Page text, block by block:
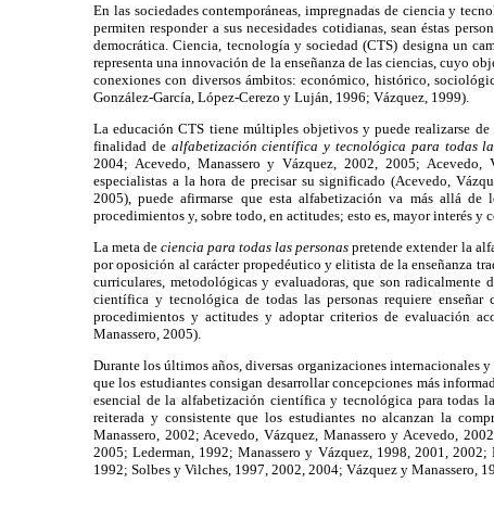
En las sociedades contemporáneas, impregnadas de ciencia y
permiten responder a sus necesidades cotidianas, sean éstas
democrática. Ciencia, tecnología y sociedad (CTS) designa un
representa una innovación de la enseñanza de las ciencias, cuyo
conexiones con diversos ámbitos: económico, histórico,
González-García, López-Cerezo y Luján, 1996; Vázquez, 1999).
La educación CTS tiene múltiples objetivos y puede realizarse
finalidad de alfabetización científica y tecnológica para todas
2004; Acevedo, Manassero y Vázquez, 2002, 2005;
especialistas a la hora de precisar su significado (Acevedo,
2005), puede afirmarse que esta alfabetización va más allá
procedimientos y, sobre todo, en actitudes; esto es, mayor interés
La meta deciencia para todas las personas pretende extender la
por oposición al carácter propedéutico y elitista de la enseñanza
curriculares, metodológicas y evaluadoras, que son
científica y tecnológica de todas las personas requiere
procedimientos y actitudes y adoptar criterios de evaluación
Manassero, 2005).
Durante los últimos años, diversas organizaciones internacionales
que los estudiantes consigan desarrollar concepciones más
esencial de la alfabetización científica y tecnológica para todas
reiterada y consistente que los estudiantes no alcanzan la
Manassero, 2002; Acevedo, Vázquez, Manassero y Acevedo,
2005; Lederman, 1992; Manassero y Vázquez, 1998, 2001,
1992; Solbes y Vilches, 1997, 2002, 2004; Vázquez y